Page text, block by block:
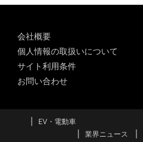
会社概要
個人情報の取扱いについて
サイト利用条件
お問い合わせ
EV・電動車
業界ニュース